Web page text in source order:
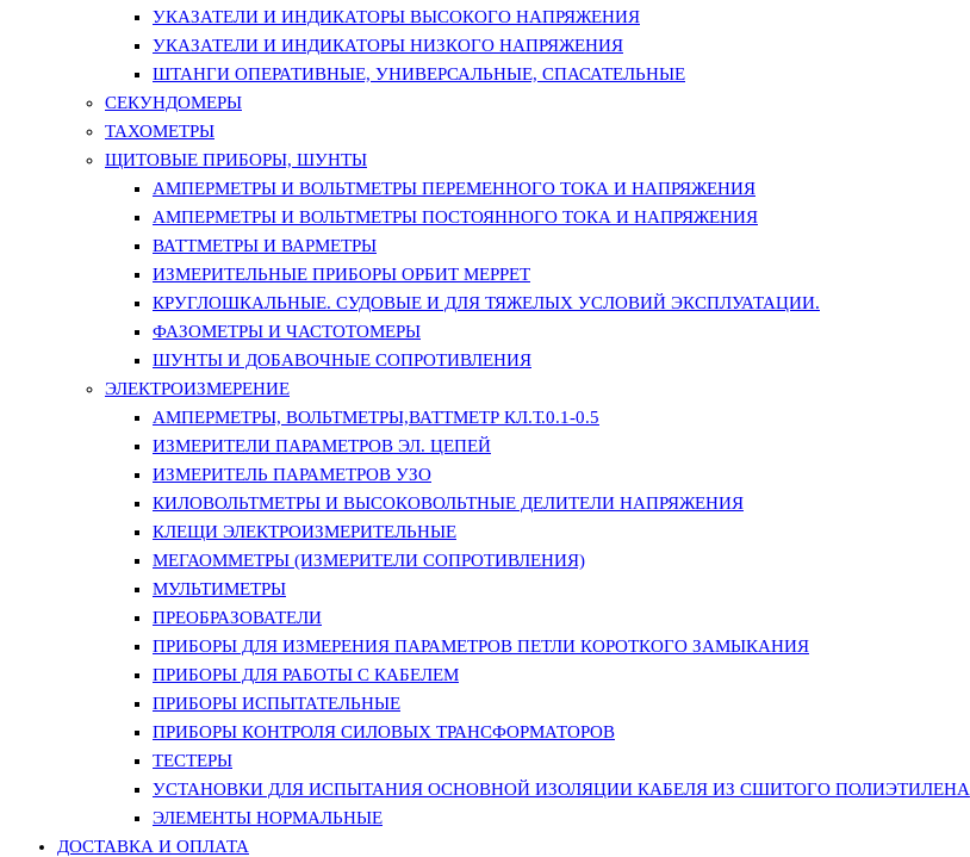
УКАЗАТЕЛИ И ИНДИКАТОРЫ ВЫСОКОГО НАПРЯЖЕНИЯ
УКАЗАТЕЛИ И ИНДИКАТОРЫ НИЗКОГО НАПРЯЖЕНИЯ
ШТАНГИ ОПЕРАТИВНЫЕ, УНИВЕРСАЛЬНЫЕ, СПАСАТЕЛЬНЫЕ
СЕКУНДОМЕРЫ
ТАХОМЕТРЫ
ЩИТОВЫЕ ПРИБОРЫ, ШУНТЫ
АМПЕРМЕТРЫ И ВОЛЬТМЕТРЫ ПЕРЕМЕННОГО ТОКА И НАПРЯЖЕНИЯ
АМПЕРМЕТРЫ И ВОЛЬТМЕТРЫ ПОСТОЯННОГО ТОКА И НАПРЯЖЕНИЯ
ВАТТМЕТРЫ И ВАРМЕТРЫ
ИЗМЕРИТЕЛЬНЫЕ ПРИБОРЫ ОРБИТ МЕРРЕТ
КРУГЛОШКАЛЬНЫЕ. СУДОВЫЕ И ДЛЯ ТЯЖЕЛЫХ УСЛОВИЙ ЭКСПЛУАТАЦИИ.
ФАЗОМЕТРЫ И ЧАСТОТОМЕРЫ
ШУНТЫ И ДОБАВОЧНЫЕ СОПРОТИВЛЕНИЯ
ЭЛЕКТРОИЗМЕРЕНИЕ
АМПЕРМЕТРЫ, ВОЛЬТМЕТРЫ,ВАТТМЕТР КЛ.Т.0.1-0.5
ИЗМЕРИТЕЛИ ПАРАМЕТРОВ ЭЛ. ЦЕПЕЙ
ИЗМЕРИТЕЛЬ ПАРАМЕТРОВ УЗО
КИЛОВОЛЬТМЕТРЫ И ВЫСОКОВОЛЬТНЫЕ ДЕЛИТЕЛИ НАПРЯЖЕНИЯ
КЛЕЩИ ЭЛЕКТРОИЗМЕРИТЕЛЬНЫЕ
МЕГАОММЕТРЫ (ИЗМЕРИТЕЛИ СОПРОТИВЛЕНИЯ)
МУЛЬТИМЕТРЫ
ПРЕОБРАЗОВАТЕЛИ
ПРИБОРЫ ДЛЯ ИЗМЕРЕНИЯ ПАРАМЕТРОВ ПЕТЛИ КОРОТКОГО ЗАМЫКАНИЯ
ПРИБОРЫ ДЛЯ РАБОТЫ С КАБЕЛЕМ
ПРИБОРЫ ИСПЫТАТЕЛЬНЫЕ
ПРИБОРЫ КОНТРОЛЯ СИЛОВЫХ ТРАНСФОРМАТОРОВ
ТЕСТЕРЫ
УСТАНОВКИ ДЛЯ ИСПЫТАНИЯ ОСНОВНОЙ ИЗОЛЯЦИИ КАБЕЛЯ ИЗ СШИТОГО ПОЛИЭТИЛЕНА
ЭЛЕМЕНТЫ НОРМАЛЬНЫЕ
ДОСТАВКА И ОПЛАТА